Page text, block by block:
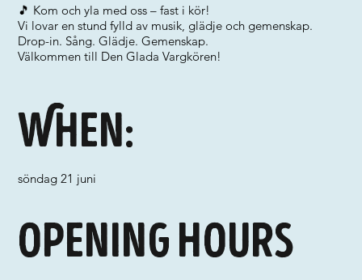
🎵 Kom och yla med oss – fast i kör!
Vi lovar en stund fylld av musik, glädje och gemenskap.
Drop-in. Sång. Glädje. Gemenskap.
Välkommen till Den Glada Vargkören!
When:
söndag 21 juni
Opening hours